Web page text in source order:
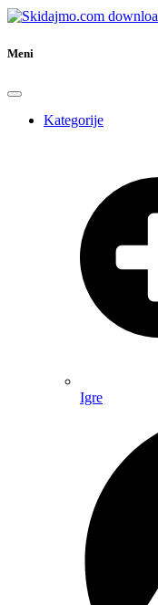
Meni
Kategorije
Igre